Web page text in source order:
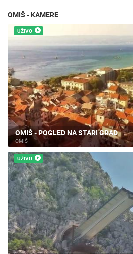
OMIŠ - KAMERE
UŽIVO
OMIŠ - POGLED NA STARI GRAD
OMIŠ
UŽIVO